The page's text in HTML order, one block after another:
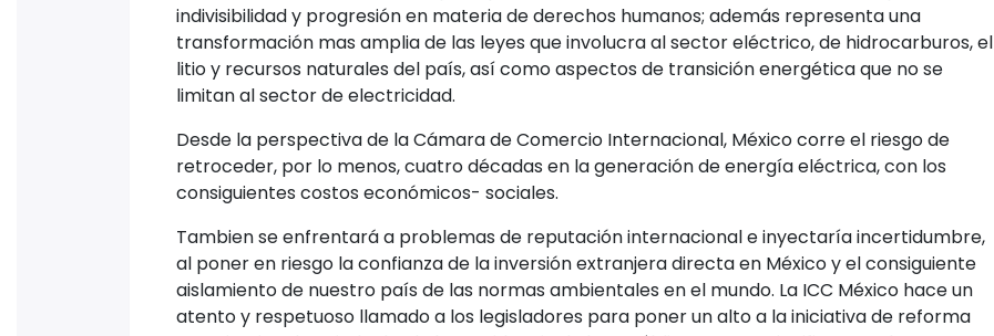
indivisibilidad y progresión en materia de derechos humanos; además representa una
transformación mas amplia de las leyes que involucra al sector eléctrico, de hidrocarburos, el
litio y recursos naturales del país, así como aspectos de transición energética que no se
limitan al sector de electricidad.
Desde la perspectiva de la Cámara de Comercio Internacional, México corre el riesgo de
retroceder, por lo menos, cuatro décadas en la generación de energía eléctrica, con los
consiguientes costos económicos- sociales.
Tambien se enfrentará a problemas de reputación internacional e inyectaría incertidumbre,
al poner en riesgo la confianza de la inversión extranjera directa en México y el consiguiente
aislamiento de nuestro país de las normas ambientales en el mundo. La ICC México hace un
atento y respetuoso llamado a los legisladores para poner un alto a la iniciativa de reforma